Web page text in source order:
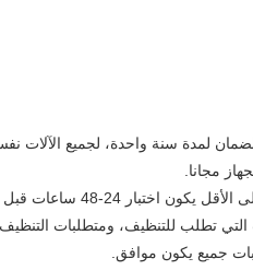
لمدة سنة واحدة، لجميع الآلات
مجانا.
التي تطلب للتنظيف، ومتطلبات التنظيف
جميع يكون موافق.